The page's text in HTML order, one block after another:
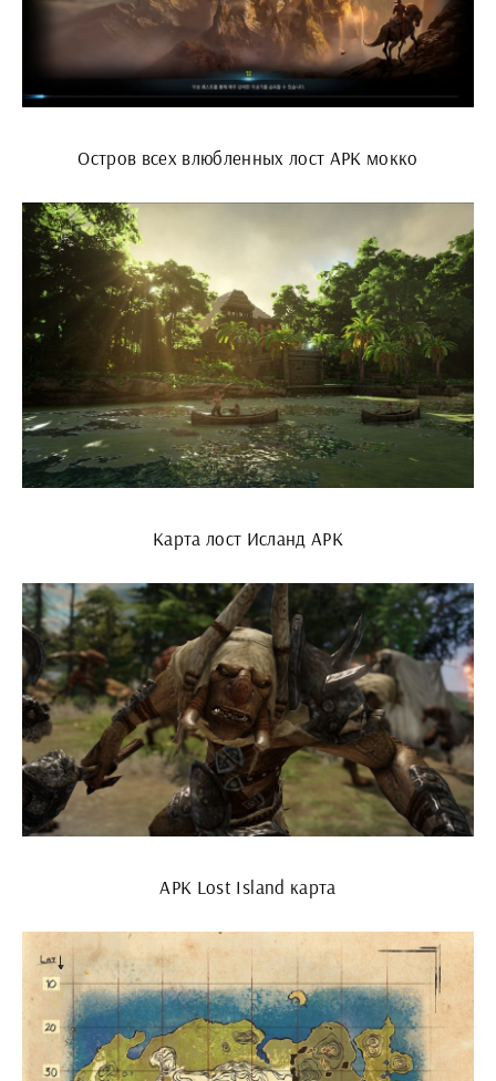
Остров всех влюбленных лост АРК мокко
Карта лост Исланд АРК
АРК Lost Island карта